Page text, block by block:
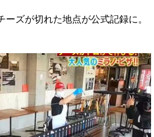
ズが切れた地点が公式記録に。